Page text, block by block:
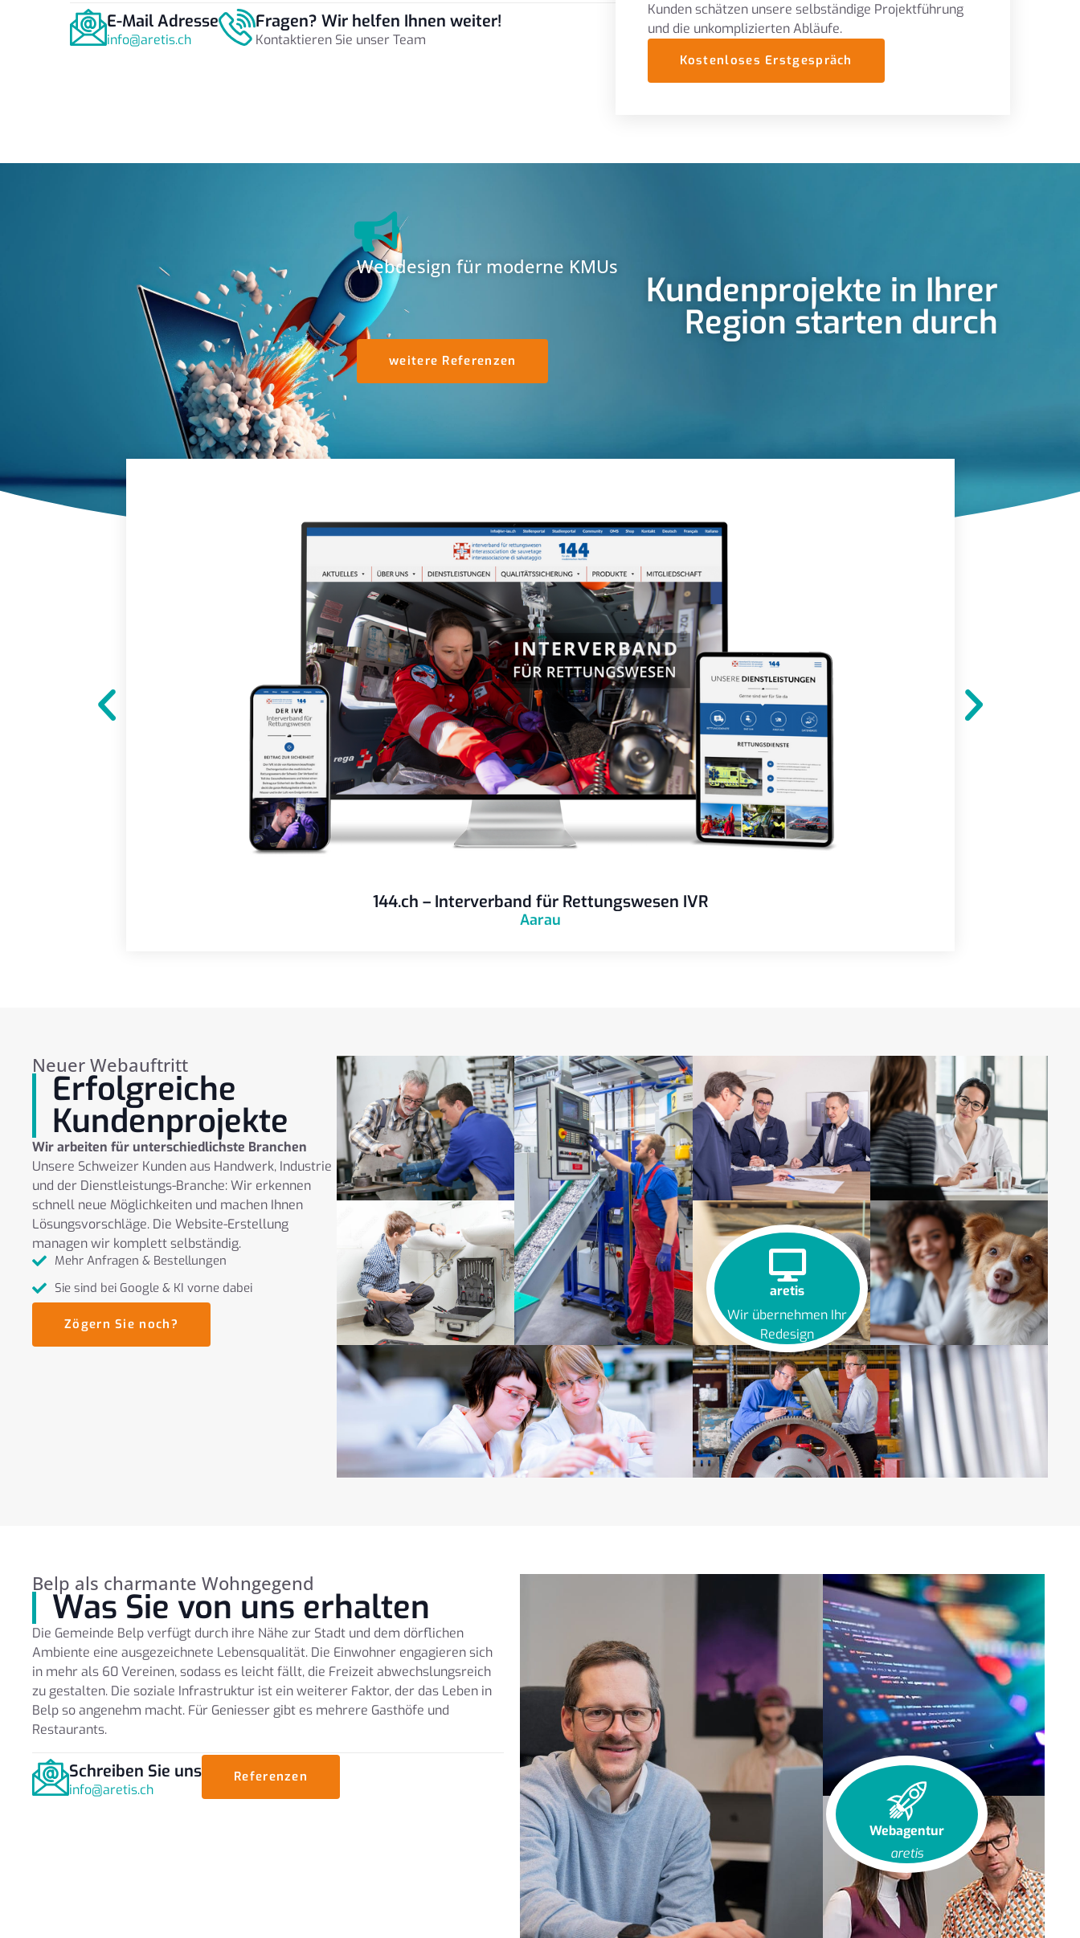
E-Mail Adresse
info@aretis.ch
Fragen? Wir helfen Ihnen weiter!
Kontaktieren Sie unser Team
Kunden schätzen unsere selbständige Projektführung
und die unkomplizierten Abläufe.
Kostenloses Erstgespräch
Webdesign für moderne KMUs
Kundenprojekte in Ihrer
Region starten durch
weitere Referenzen
144.ch – Interverband für Rettungswesen IVR
Aarau
Neuer Webauftritt
Erfolgreiche
Kundenprojekte
Wir arbeiten für unterschiedlichste Branchen
Unsere Schweizer Kunden aus Handwerk, Industrie
und der Dienstleistungs-Branche: Wir erkennen
schnell neue Möglichkeiten und machen Ihnen
Lösungsvorschläge. Die Website-Erstellung
managen wir komplett selbständig.
Mehr Anfragen & Bestellungen
Sie sind bei Google & KI vorne dabei
Zögern Sie noch?
aretis
Wir übernehmen Ihr
Redesign
Belp als charmante Wohngegend
Was Sie von uns erhalten
Die Gemeinde Belp verfügt durch ihre Nähe zur Stadt und dem dörflichen
Ambiente eine ausgezeichnete Lebensqualität. Die Einwohner engagieren sich
in mehr als 60 Vereinen, sodass es leicht fällt, die Freizeit abwechslungsreich
zu gestalten. Die soziale Infrastruktur ist ein weiterer Faktor, der das Leben in
Belp so angenehm macht. Für Geniesser gibt es mehrere Gasthöfe und
Restaurants.
Schreiben Sie uns
info@aretis.ch
Referenzen
Webagentur
aretis